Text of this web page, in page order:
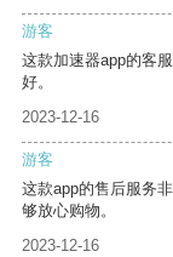
游客
这款加速器app的客
好。
2023-12-16
游客
这款app的售后服务
够放心购物。
2023-12-16